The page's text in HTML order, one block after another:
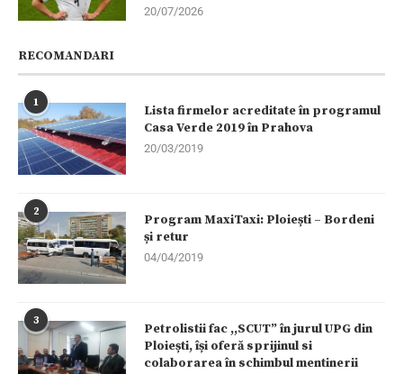
20/07/2026
RECOMANDARI
1
Lista firmelor acreditate în programul
Casa Verde 2019 în Prahova
20/03/2019
2
Program MaxiTaxi: Ploiești – Bordeni
și retur
04/04/2019
3
Petrolistii fac ,,SCUT” în jurul UPG din
Ploiești, își oferă sprijinul si
colaborarea în schimbul mentinerii